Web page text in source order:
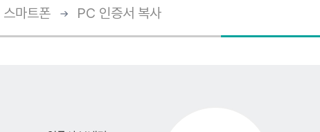
스마트폰 PC 인증서 복사